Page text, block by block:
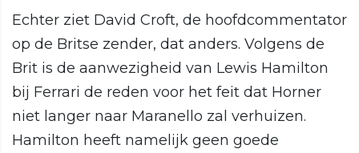
Echter ziet David Croft, de hoofdcommentator
op de Britse zender, dat anders. Volgens de
Brit is de aanwezigheid van Lewis Hamilton
bij Ferrari de reden voor het feit dat Horner
niet langer naar Maranello zal verhuizen.
Hamilton heeft namelijk geen goede